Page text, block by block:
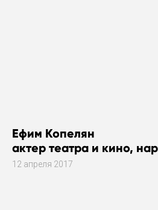
Ефим Копелян
актер театра и кино,
12 апреля 2017